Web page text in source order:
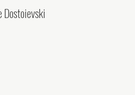
Dostoievski